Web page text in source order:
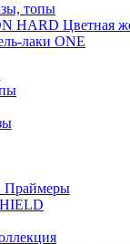
топы
HARD Цветная
лаки ONE
Праймеры